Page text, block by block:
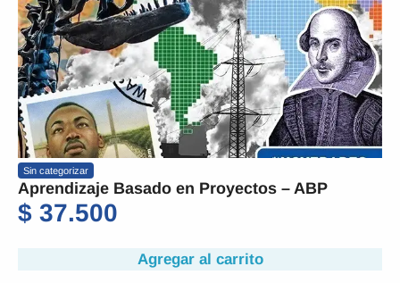
Sin categorizar
Aprendizaje Basado en Proyectos – ABP
$ 37.500
Agregar al carrito